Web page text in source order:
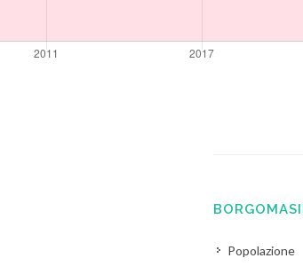
Popolazione